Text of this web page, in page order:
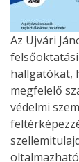
Az Ujvári
hallgatókat,
megfelelő
védelmi